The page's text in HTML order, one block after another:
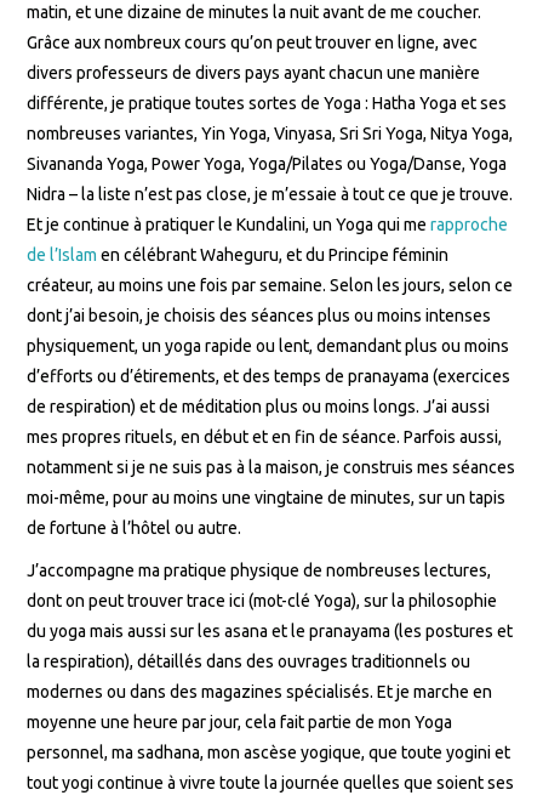
matin, et une dizaine de minutes la nuit avant de me coucher.
Grâce aux nombreux cours qu’on peut trouver en ligne, avec
divers professeurs de divers pays ayant chacun une manière
différente, je pratique toutes sortes de Yoga : Hatha Yoga et ses
nombreuses variantes, Yin Yoga, Vinyasa, Sri Sri Yoga, Nitya Yoga,
Sivananda Yoga, Power Yoga, Yoga/Pilates ou Yoga/Danse, Yoga
Nidra – la liste n’est pas close, je m’essaie à tout ce que je trouve.
Et je continue à pratiquer le Kundalini, un Yoga qui merapproche
de l’Islam en célébrant Waheguru, et du Principe féminin
créateur, au moins une fois par semaine. Selon les jours, selon ce
dont j’ai besoin, je choisis des séances plus ou moins intenses
physiquement, un yoga rapide ou lent, demandant plus ou moins
d’efforts ou d’étirements, et des temps de pranayama (exercices
de respiration) et de méditation plus ou moins longs. J’ai aussi
mes propres rituels, en début et en fin de séance. Parfois aussi,
notamment si je ne suis pas à la maison, je construis mes séances
moi-même, pour au moins une vingtaine de minutes, sur un tapis
de fortune à l’hôtel ou autre.
J’accompagne ma pratique physique de nombreuses lectures,
dont on peut trouver trace ici (mot-clé Yoga), sur la philosophie
du yoga mais aussi sur les asana et le pranayama (les postures et
la respiration), détaillés dans des ouvrages traditionnels ou
modernes ou dans des magazines spécialisés. Et je marche en
moyenne une heure par jour, cela fait partie de mon Yoga
personnel, ma sadhana, mon ascèse yogique, que toute yogini et
tout yogi continue à vivre toute la journée quelles que soient ses